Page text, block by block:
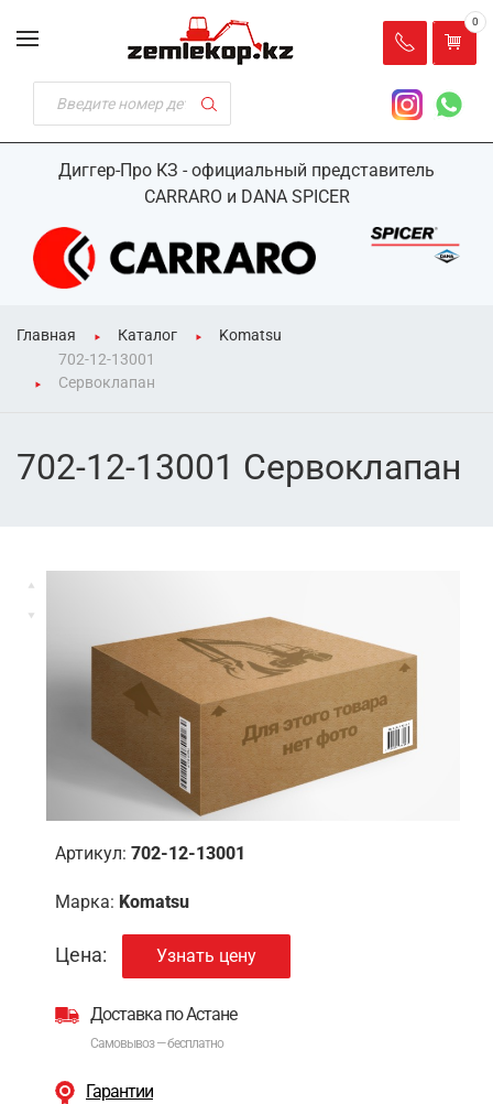
Диггер-Про КЗ - официальный представитель
CARRARO и DANA SPICER
0
Главная Каталог
Komatsu
702-12-13001
Сервоклапан
702-12-13001 Сервоклапан
Артикул: 702-12-13001
Марка: Komatsu
Цена: Узнать цену
Доставка по Астане
Самовывоз — бесплатно
Гарантии